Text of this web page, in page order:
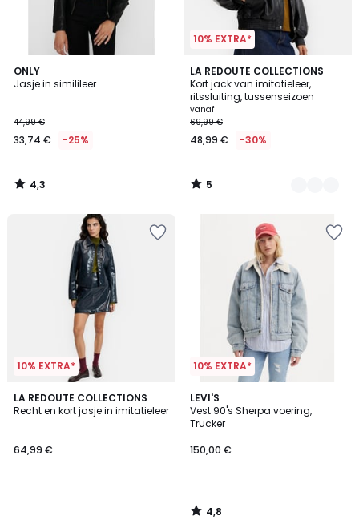
ONLY
Jasje in similileer
€
In
van
44,99
toegepast.
44,99 €
33,74 € -25%
4,3
/ 5
4,3
/
10% EXTRA*
LA REDOUTE COLLECTIONS
Kort jack van imitatieleer,
ritssluiting, tussenseizoen
vanaf
69,99 €
48,99 € -30%
5
/
5
3
Kleuren
5
/
10% EXTRA*
LA REDOUTE COLLECTIONS
Recht en kort jasje in imitatieleer
64,99 €
10% EXTRA*
LEVI'S
Vest 90's Sherpa voering,
Trucker
150,00 €
4,8
/ 5
4,8
/